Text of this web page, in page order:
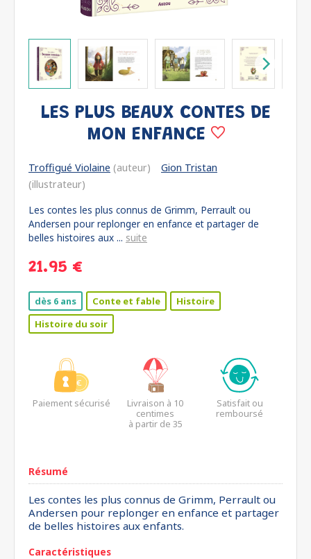
LES PLUS BEAUX CONTES DE
MON ENFANCE
Troffigué Violaine (auteur)
Gion Tristan
(illustrateur)
Les contes les plus connus de Grimm, Perrault ou
Andersen pour replonger en enfance et partager de
belles histoires aux ... suite
21.95 €
dès 6 ans Conte et fable
Histoire
Histoire du soir
Paiement sécurisé
Livraison à 10
centimes
à partir de 35
Satisfait ou
remboursé
Résumé
Les contes les plus connus de Grimm, Perrault ou
Andersen pour replonger en enfance et partager
de belles histoires aux enfants.
Caractéristiques